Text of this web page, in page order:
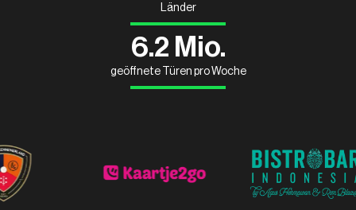
Länder
6.2 Mio.
geöffnete Türen pro Woche